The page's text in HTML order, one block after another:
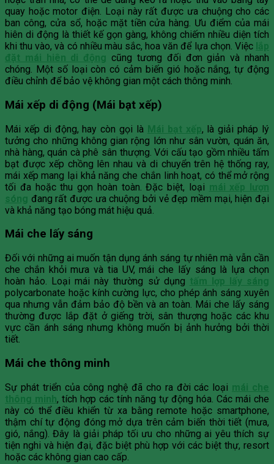
quay hoặc motor điện. Loại này rất được ưa chuộng cho các
ban công, cửa sổ, hoặc mặt tiền cửa hàng. Ưu điểm của mái
hiên di động là thiết kế gọn gàng, không chiếm nhiều diện tích
khi thu vào, và có nhiều màu sắc, hoa văn để lựa chọn. Việc lắp
đặt mái hiên di động cũng tương đối đơn giản và nhanh
chóng. Một số loại còn có cảm biến gió hoặc nắng, tự động
điều chỉnh để bảo vệ không gian một cách thông minh.
Mái xếp di động (Mái bạt xếp)
Mái xếp di động, hay còn gọi là Mái bạt xếp, là giải pháp lý
tưởng cho những không gian rộng lớn như sân vườn, quán ăn,
nhà hàng, quán cà phê sân thượng. Với cấu tạo gồm nhiều tấm
bạt được xếp chồng lên nhau và di chuyển trên hệ thống ray,
mái xếp mang lại khả năng che chắn linh hoạt, có thể mở rộng
tối đa hoặc thu gọn hoàn toàn. Đặc biệt, loại mái xếp lượn
sóng đang rất được ưa chuộng bởi vẻ đẹp mềm mại, hiện đại
và khả năng tạo bóng mát hiệu quả.
Mái che lấy sáng
Đối với những ai muốn tận dụng ánh sáng tự nhiên mà vẫn cần
che chắn khỏi mưa và tia UV, mái che lấy sáng là lựa chọn
hoàn hảo. Loại mái này thường sử dụng tấm lợp lấy sáng
polycarbonate hoặc kính cường lực, cho phép ánh sáng xuyên
qua nhưng vẫn đảm bảo độ bền và an toàn. Mái che lấy sáng
thường được lắp đặt ở giếng trời, sân thượng hoặc các khu
vực cần ánh sáng nhưng không muốn bị ảnh hưởng bởi thời
tiết.
Mái che thông minh
Sự phát triển của công nghệ đã cho ra đời các loại mái che
thông minh, tích hợp các tính năng tự động hóa. Các mái che
này có thể điều khiển từ xa bằng remote hoặc smartphone,
thậm chí tự động đóng mở dựa trên cảm biến thời tiết (mưa,
gió, nắng). Đây là giải pháp tối ưu cho những ai yêu thích sự
tiện nghi và hiện đại, đặc biệt phù hợp với các biệt thự, resort
hoặc các không gian cao cấp.